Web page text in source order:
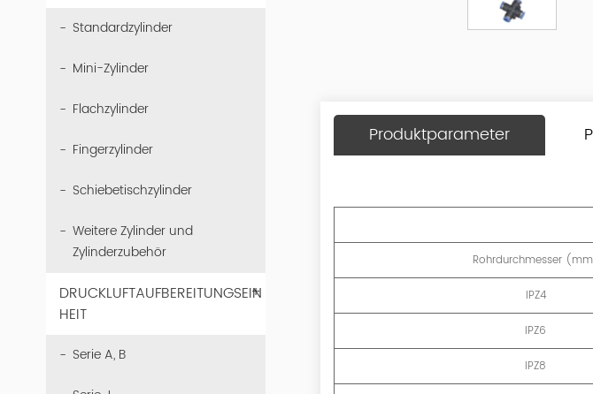
Standardzylinder
Mini-Zylinder
Flachzylinder
Fingerzylinder
Schiebetischzylinder
Weitere Zylinder und
Zylinderzubehör
DRUCKLUFTAUFBEREITUNGSEIN
HEIT
+
Serie A, B
Produktparameter
Rohrdurchmesser
IPZ4
IPZ6
IPZ8